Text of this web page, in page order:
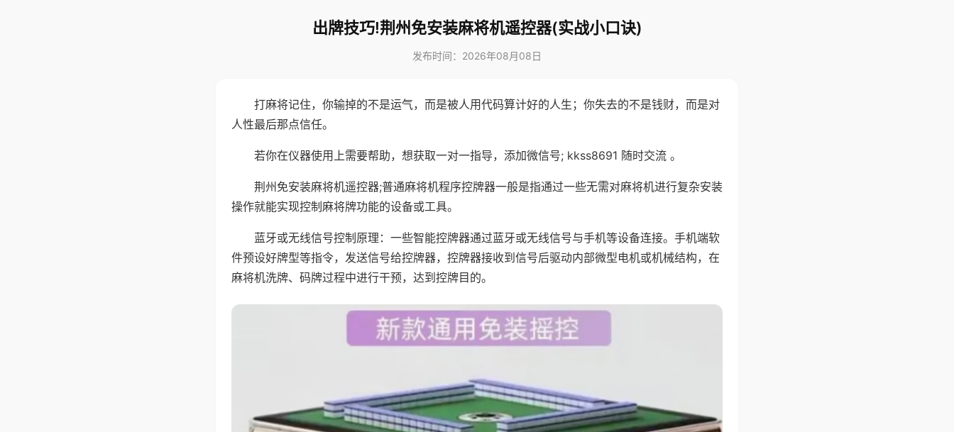
出牌技巧!荆州免安装麻将机遥控器(实战小口诀)
发布时间：2026年08月08日
打麻将记住，你输掉的不是运气，而是被人用代码算计好的人生；你失去的不是钱财，而是对
人性最后那点信任。
若你在仪器使用上需要帮助，想获取一对一指导，添加微信号; kkss8691 随时交流 。
荆州免安装麻将机遥控器;普通麻将机程序控牌器一般是指通过一些无需对麻将机进行复杂安装
操作就能实现控制麻将牌功能的设备或工具。
蓝牙或无线信号控制原理：一些智能控牌器通过蓝牙或无线信号与手机等设备连接。手机端软
件预设好牌型等指令，发送信号给控牌器，控牌器接收到信号后驱动内部微型电机或机械结构，在
麻将机洗牌、码牌过程中进行干预，达到控牌目的。